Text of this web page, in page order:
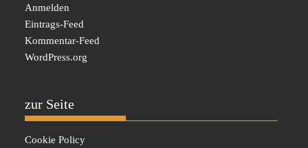
Anmelden
Eintrags-Feed
Kommentar-Feed
WordPress.org
zur Seite
Cookie Policy